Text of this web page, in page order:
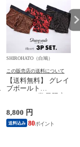
SHIROHATO（白鳩）
この販売店の送料について
【送料無料】 グレイ
ブボールト
Gravevault 数量限定
サーパンツ おまかせ
3P 福袋 ショート ロ
ーライズ 3枚セット
8,800 円
送料込み 80